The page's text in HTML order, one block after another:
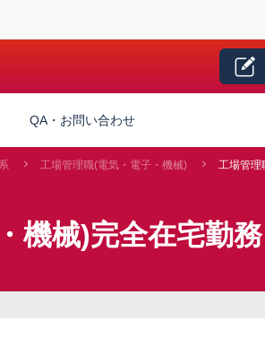
QA・お問い合わせ
工場管理職(電気・電子・機械) 工場管理
機械)完全在宅勤